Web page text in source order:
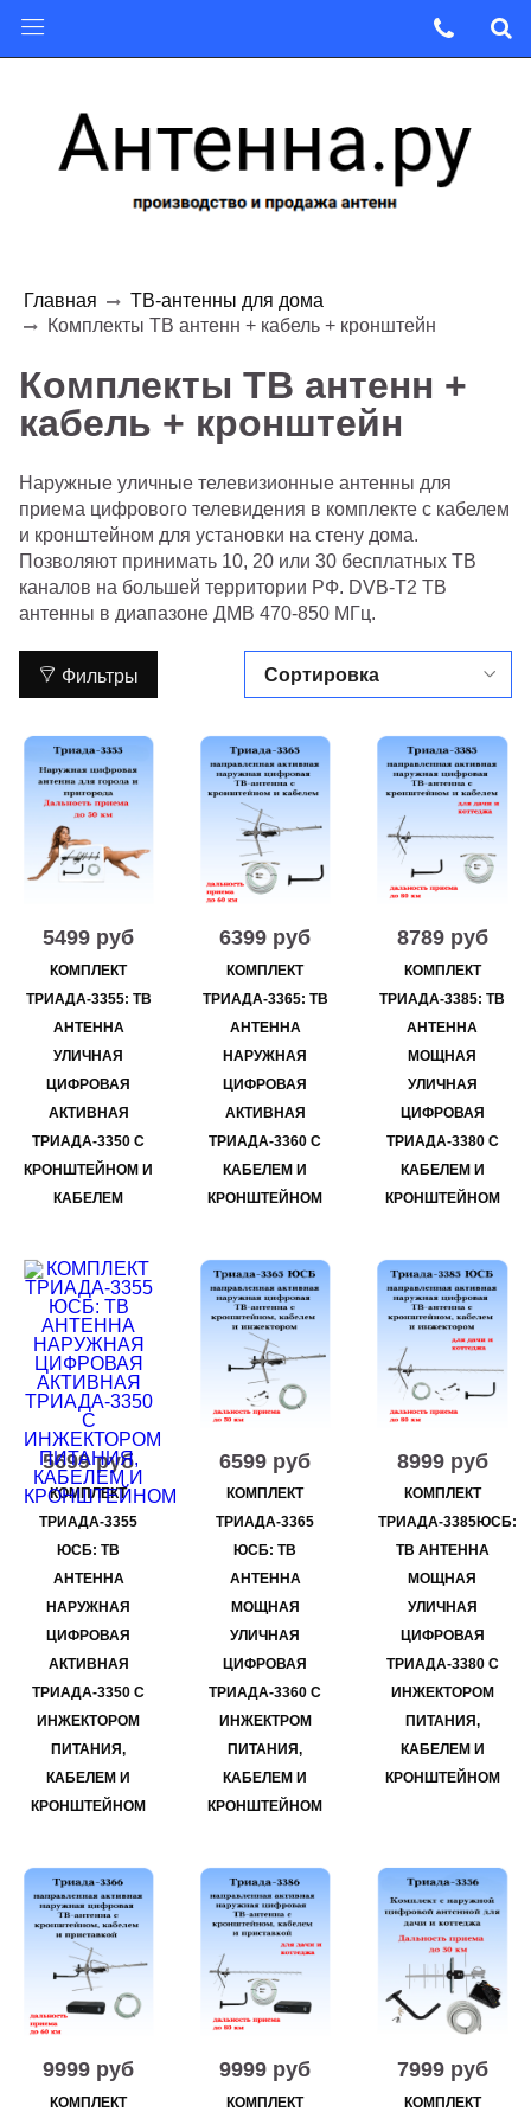
Главная
ТВ-антенны для дома
Комплекты ТВ антенн + кабель + кронштейн
Комплекты ТВ антенн +
кабель + кронштейн
Наружные уличные телевизионные антенны для
приема цифрового телевидения в комплекте с кабелем
и кронштейном для установки на стену дома.
Позволяют принимать 10, 20 или 30 бесплатных ТВ
каналов на большей территории РФ. DVB-T2 ТВ
антенны в диапазоне ДМВ 470-850 МГц.
Фильтры
5499 руб
КОМПЛЕКТ
ТРИАДА-3355: ТВ
АНТЕННА
УЛИЧНАЯ
ЦИФРОВАЯ
АКТИВНАЯ
ТРИАДА-3350 С
КРОНШТЕЙНОМ И
КАБЕЛЕМ
6399 руб
КОМПЛЕКТ
ТРИАДА-3365: ТВ
АНТЕННА
НАРУЖНАЯ
ЦИФРОВАЯ
АКТИВНАЯ
ТРИАДА-3360 С
КАБЕЛЕМ И
КРОНШТЕЙНОМ
8789 руб
КОМПЛЕКТ
ТРИАДА-3385: ТВ
АНТЕННА
МОЩНАЯ
УЛИЧНАЯ
ЦИФРОВАЯ
ТРИАДА-3380 С
КАБЕЛЕМ И
КРОНШТЕЙНОМ
5699 руб
КОМПЛЕКТ
ТРИАДА-3355
ЮСБ: ТВ
АНТЕННА
НАРУЖНАЯ
ЦИФРОВАЯ
АКТИВНАЯ
ТРИАДА-3350 С
ИНЖЕКТОРОМ
ПИТАНИЯ,
КАБЕЛЕМ И
КРОНШТЕЙНОМ
6599 руб
КОМПЛЕКТ
ТРИАДА-3365
ЮСБ: ТВ
АНТЕННА
МОЩНАЯ
УЛИЧНАЯ
ЦИФРОВАЯ
ТРИАДА-3360 С
ИНЖЕКТРОМ
ПИТАНИЯ,
КАБЕЛЕМ И
КРОНШТЕЙНОМ
8999 руб
КОМПЛЕКТ
ТРИАДА-3385ЮСБ:
ТВ АНТЕННА
МОЩНАЯ
УЛИЧНАЯ
ЦИФРОВАЯ
ТРИАДА-3380 С
ИНЖЕКТОРОМ
ПИТАНИЯ,
КАБЕЛЕМ И
КРОНШТЕЙНОМ
9999 руб
КОМПЛЕКТ
9999 руб
КОМПЛЕКТ
7999 руб
КОМПЛЕКТ